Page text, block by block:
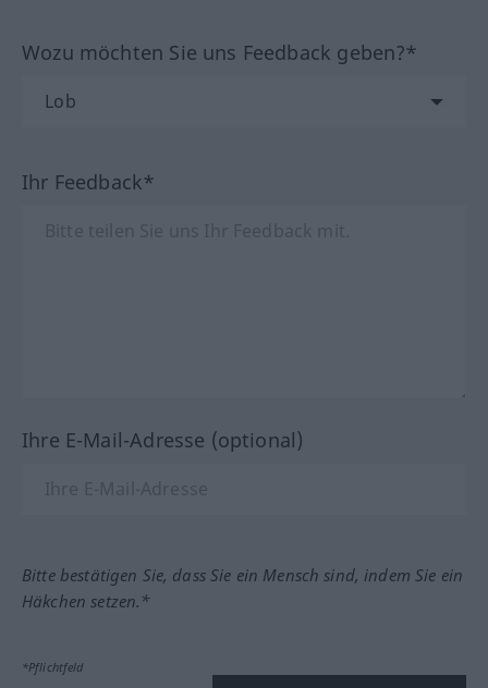
Wozu möchten Sie uns Feedback geben?*
Ihr Feedback*
Ihre E-Mail-Adresse (optional)
Bitte bestätigen Sie, dass Sie ein Mensch sind, indem Sie ein
Häkchen setzen.*
*Pflichtfeld